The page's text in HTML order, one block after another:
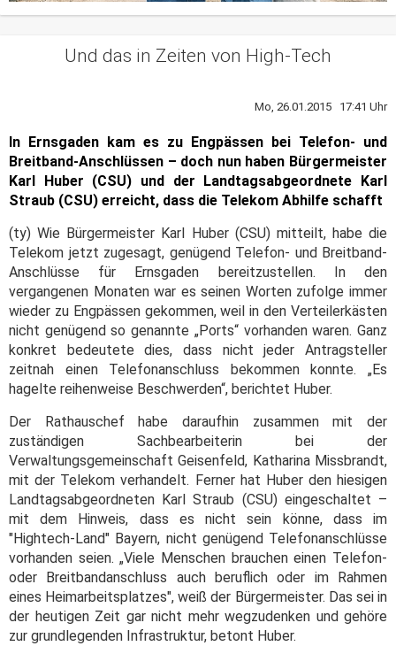
Und das in Zeiten von High-Tech
Mo, 26.01.2015 17:41 Uhr
In Ernsgaden kam es zu Engpässen bei Telefon- und
Breitband-Anschlüssen – doch nun haben Bürgermeister
Karl Huber (CSU) und der Landtagsabgeordnete Karl
Straub (CSU) erreicht, dass die Telekom Abhilfe schafft
(ty) Wie Bürgermeister Karl Huber (CSU) mitteilt, habe die
Telekom jetzt zugesagt, genügend Telefon- und Breitband-
Anschlüsse für Ernsgaden bereitzustellen. In den
vergangenen Monaten war es seinen Worten zufolge immer
wieder zu Engpässen gekommen, weil in den Verteilerkästen
nicht genügend so genannte „Ports“ vorhanden waren. Ganz
konkret bedeutete dies, dass nicht jeder Antragsteller
zeitnah einen Telefonanschluss bekommen konnte. „Es
hagelte reihenweise Beschwerden“, berichtet Huber.
Der Rathauschef habe daraufhin zusammen mit der
zuständigen Sachbearbeiterin bei der
Verwaltungsgemeinschaft Geisenfeld, Katharina Missbrandt,
mit der Telekom verhandelt. Ferner hat Huber den hiesigen
Landtagsabgeordneten Karl Straub (CSU) eingeschaltet –
mit dem Hinweis, dass es nicht sein könne, dass im
"Hightech-Land" Bayern, nicht genügend Telefonanschlüsse
vorhanden seien. „Viele Menschen brauchen einen Telefon-
oder Breitbandanschluss auch beruflich oder im Rahmen
eines Heimarbeitsplatzes", weiß der Bürgermeister. Das sei in
der heutigen Zeit gar nicht mehr wegzudenken und gehöre
zur grundlegenden Infrastruktur, betont Huber.